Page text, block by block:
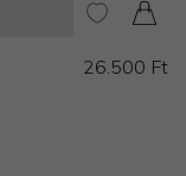
26.500 Ft